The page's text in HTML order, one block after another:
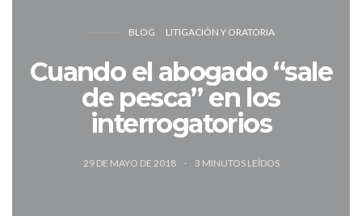
BLOG LITIGACIÓN Y ORATORIA
Cuando el abogado “sale
de pesca” en los
interrogatorios
29 DE MAYO DE 2018 3 MINUTOS LEÍDOS